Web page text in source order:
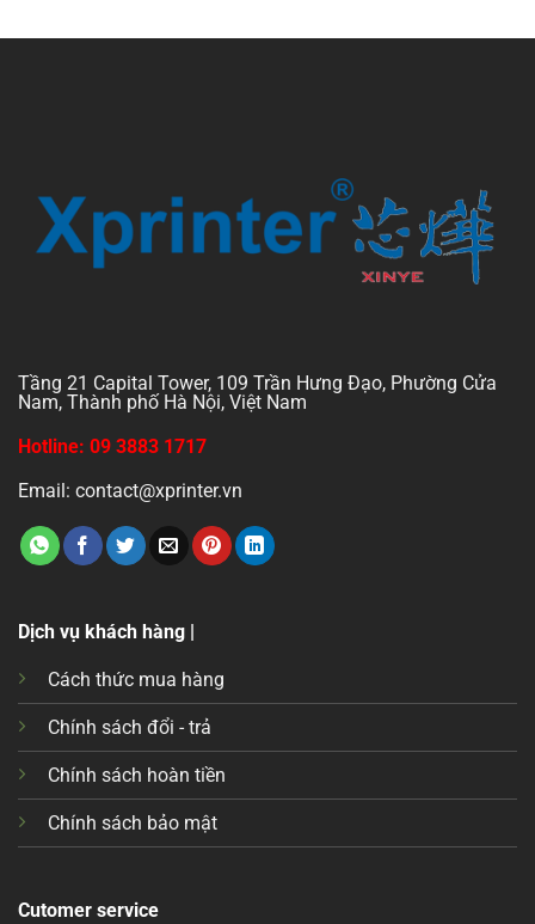
5
Tầng 21 Capital Tower, 109 Trần Hưng Đạo, Phường Cửa
Nam, Thành phố Hà Nội, Việt Nam
Hotline: 09 3883 1717
Email: contact@xprinter.vn
Dịch vụ khách hàng |
Cách thức mua hàng
Chính sách đổi - trả
Chính sách hoàn tiền
Chính sách bảo mật
Cutomer service